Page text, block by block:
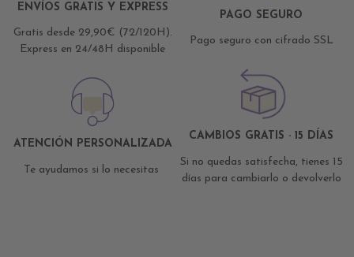
ENVÍOS GRATIS Y EXPRESS
Gratis desde 29,90€ (72/120H).
Express en 24/48H disponible
PAGO SEGURO
Pago seguro con cifrado SSL
ATENCIÓN PERSONALIZADA
Te ayudamos si lo necesitas
CAMBIOS GRATIS · 15 DÍAS
Si no quedas satisfecha, tienes 15
días para cambiarlo o devolverlo